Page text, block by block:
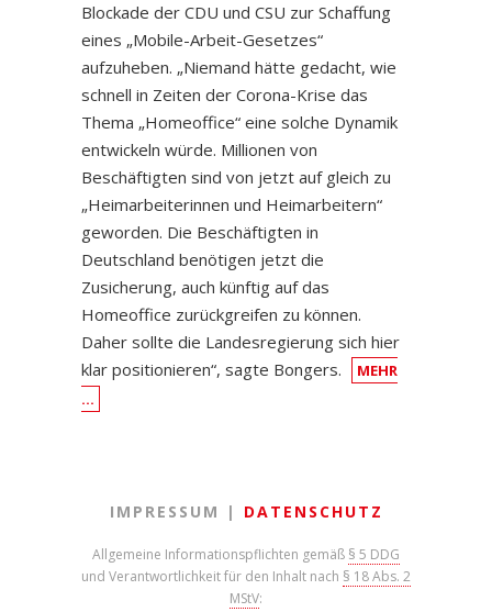
Blockade der CDU und CSU zur Schaffung
eines „Mobile-Arbeit-Gesetzes“
aufzuheben. „Niemand hätte gedacht, wie
schnell in Zeiten der Corona-Krise das
Thema „Homeoffice“ eine solche Dynamik
entwickeln würde. Millionen von
Beschäftigten sind von jetzt auf gleich zu
„Heimarbeiterinnen und Heimarbeitern“
geworden. Die Beschäftigten in
Deutschland benötigen jetzt die
Zusicherung, auch künftig auf das
Homeoffice zurückgreifen zu können.
Daher sollte die Landesregierung sich hier
klar positionieren“, sagte Bongers.
MEHR
…
IMPRESSUM | DATENSCHUTZ
Allgemeine Informationspflichten gemäß § 5 DDG
und Verantwortlichkeit für den Inhalt nach § 18 Abs. 2
MStV: